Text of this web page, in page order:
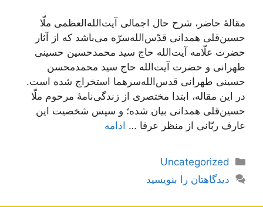
مقالۀ حاضر، شرح حال اجمالی آیت‌الله‌العظمی ملّا
حسین‌قلی همدانی قدّس‌الله‌سرّه می‌باشد که از آثار
حضرت علّامه آیت‌الله حاج سید محمدحسین حسینی
طهرانی و حضرت آیت‌الله حاج سید محمدمحسن
حسینی طهرانی قدس‌الله‌سرهما استخراج شده است.
در این مقاله، ابتدا مختصری از زندگی‌نامۀ مرحوم ملّا
حسین‌قلی همدانی بیان شده؛ و سپس شخصیت این
عارف ربّانی از منظر عرفا … ادامه
دسته‌ها
Uncategorized
دیدگاهتان را بنویسید